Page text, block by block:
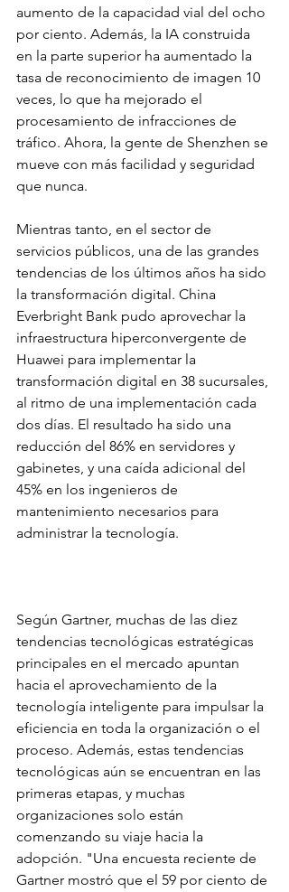
aumento de la capacidad vial del ocho
por ciento. Además, la IA construida
en la parte superior ha aumentado la
tasa de reconocimiento de imagen 10
veces, lo que ha mejorado el
procesamiento de infracciones de
tráfico. Ahora, la gente de Shenzhen se
mueve con más facilidad y seguridad
que nunca.
Mientras tanto, en el sector de
servicios públicos, una de las grandes
tendencias de los últimos años ha sido
la transformación digital. China
Everbright Bank pudo aprovechar la
infraestructura hiperconvergente de
Huawei para implementar la
transformación digital en 38 sucursales,
al ritmo de una implementación cada
dos días. El resultado ha sido una
reducción del 86% en servidores y
gabinetes, y una caída adicional del
45% en los ingenieros de
mantenimiento necesarios para
administrar la tecnología.
Según Gartner, muchas de las diez
tendencias tecnológicas estratégicas
principales en el mercado apuntan
hacia el aprovechamiento de la
tecnología inteligente para impulsar la
eficiencia en toda la organización o el
proceso. Además, estas tendencias
tecnológicas aún se encuentran en las
primeras etapas, y muchas
organizaciones solo están
comenzando su viaje hacia la
adopción. "Una encuesta reciente de
Gartner mostró que el 59 por ciento de